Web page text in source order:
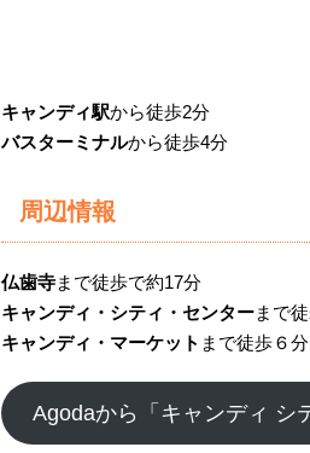
キャンディ駅から徒歩2分
バスターミナルから徒歩4分
周辺情報
仏歯寺まで徒歩で約17分
キャンディ・シティ・センターまで
キャンディ・マーケット まで徒歩６分
Agodaから「キャンディ シ